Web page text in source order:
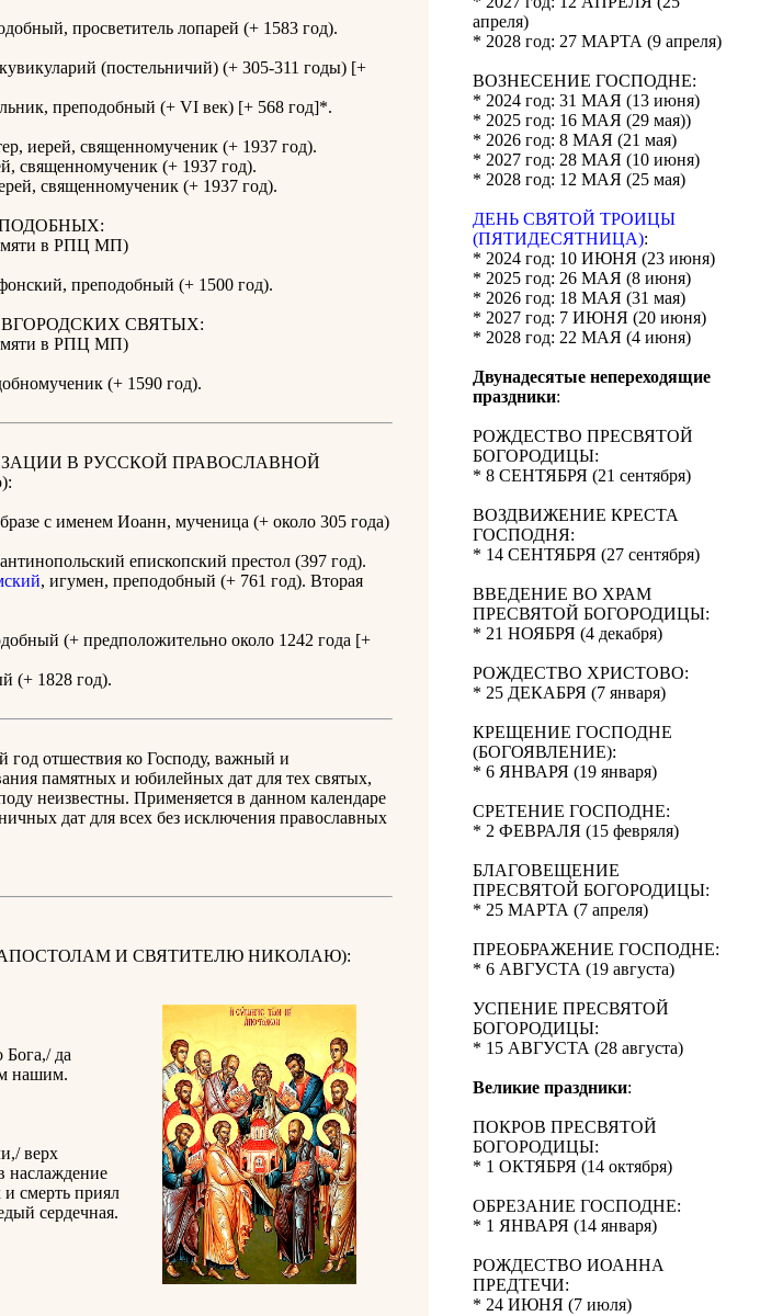
просветитель лопарей (+ 1583 год).
(постельничий) (+ 305-311 годы) [+
преподобный (+ VI век) [+ 568 год]*.
иерей, священномученик (+ 1937 год).
священномученик (+ 1937 год).
священномученик (+ 1937 год).
в РПЦ МП)
преподобный (+ 1500 год).
СВЯТЫХ:
в РПЦ МП)
(+ 1590 год).
В РУССКОЙ ПРАВОСЛАВНОЙ
с именем Иоанн, мученица (+ около 305 года)
епископский престол (397 год).
, игумен, преподобный (+ 761 год). Вторая
(+ предположительно около 1242 года [+
(+ 1828 год).
год отшествия ко Господу, важный и
памятных и юбилейных дат для тех святых,
неизвестны. Применяется в данном календаре
дат для всех без исключения православных
И СВЯТИТЕЛЮ НИКОЛАЮ):
да
нашим.
верх
наслаждение
смерть приял
сердечная.
апреля)
* 2028 год: 27 МАРТА (9 апреля)
ВОЗНЕСЕНИЕ ГОСПОДНЕ:
* 2024 год: 31 МАЯ (13 июня)
* 2025 год: 16 МАЯ (29 мая))
* 2026 год: 8 МАЯ (21 мая)
* 2027 год: 28 МАЯ (10 июня)
* 2028 год: 12 МАЯ (25 мая)
ДЕНЬ СВЯТОЙ ТРОИЦЫ
(ПЯТИДЕСЯТНИЦА):
* 2024 год: 10 ИЮНЯ (23 июня)
* 2025 год: 26 МАЯ (8 июня)
* 2026 год: 18 МАЯ (31 мая)
* 2027 год: 7 ИЮНЯ (20 июня)
* 2028 год: 22 МАЯ (4 июня)
Двунадесятые непереходящие
праздники:
РОЖДЕСТВО ПРЕСВЯТОЙ
БОГОРОДИЦЫ:
* 8 СЕНТЯБРЯ (21 сентября)
ВОЗДВИЖЕНИЕ КРЕСТА
ГОСПОДНЯ:
* 14 СЕНТЯБРЯ (27 сентября)
ВВЕДЕНИЕ ВО ХРАМ
ПРЕСВЯТОЙ БОГОРОДИЦЫ:
* 21 НОЯБРЯ (4 декабря)
РОЖДЕСТВО ХРИСТОВО:
* 25 ДЕКАБРЯ (7 января)
КРЕЩЕНИЕ ГОСПОДНЕ
(БОГОЯВЛЕНИЕ):
* 6 ЯНВАРЯ (19 января)
СРЕТЕНИЕ ГОСПОДНЕ:
* 2 ФЕВРАЛЯ (15 февряля)
БЛАГОВЕЩЕНИЕ
ПРЕСВЯТОЙ БОГОРОДИЦЫ:
* 25 МАРТА (7 апреля)
ПРЕОБРАЖЕНИЕ ГОСПОДНЕ:
* 6 АВГУСТА (19 августа)
УСПЕНИЕ ПРЕСВЯТОЙ
БОГОРОДИЦЫ:
* 15 АВГУСТА (28 августа)
Великие праздники:
ПОКРОВ ПРЕСВЯТОЙ
БОГОРОДИЦЫ:
* 1 ОКТЯБРЯ (14 октября)
ОБРЕЗАНИЕ ГОСПОДНЕ:
* 1 ЯНВАРЯ (14 января)
РОЖДЕСТВО ИОАННА
ПРЕДТЕЧИ:
* 24 ИЮНЯ (7 июля)